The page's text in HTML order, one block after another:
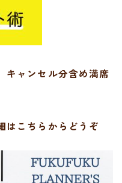
ャンセル分含め満席
こちらからどうぞ